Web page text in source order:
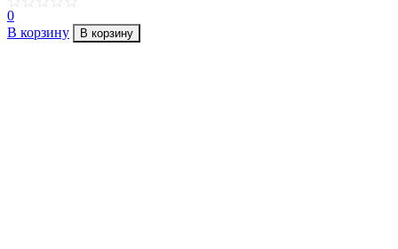
0
В корзину
В корзину